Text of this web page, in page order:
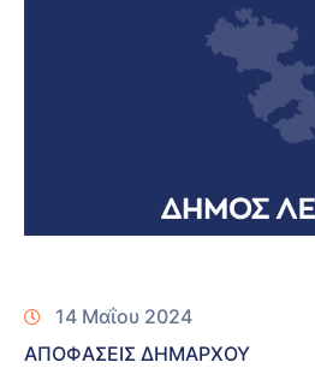
14 Μαΐου 2024
ΑΠΟΦΑΣΕΙΣ ΔΗΜΑΡΧΟΥ